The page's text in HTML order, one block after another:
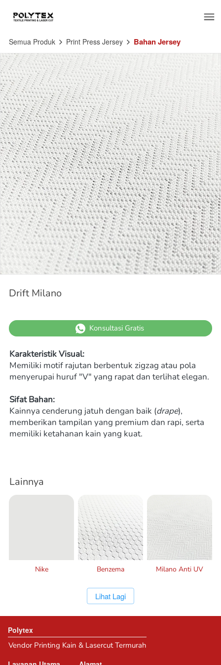
Semua Produk Print Press Jersey Bahan Jersey
Drift Milano
` Konsultasi Gratis
Karakteristik Visual:
Memiliki motif rajutan berbentuk zigzag atau pola
menyerupai huruf "V" yang rapat dan terlihat elegan.
Sifat Bahan:
Kainnya cenderung jatuh dengan baik (drape),
memberikan tampilan yang premium dan rapi, serta
memiliki ketahanan kain yang kuat.
Lainnya
Nike Benzema Milano Anti UV
`Lihat Lagi
Polytex
Vendor Printing Kain & Lasercut Termurah